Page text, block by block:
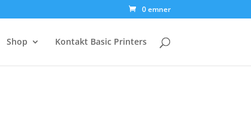
0 emner
Shop Kontakt Basic Printers